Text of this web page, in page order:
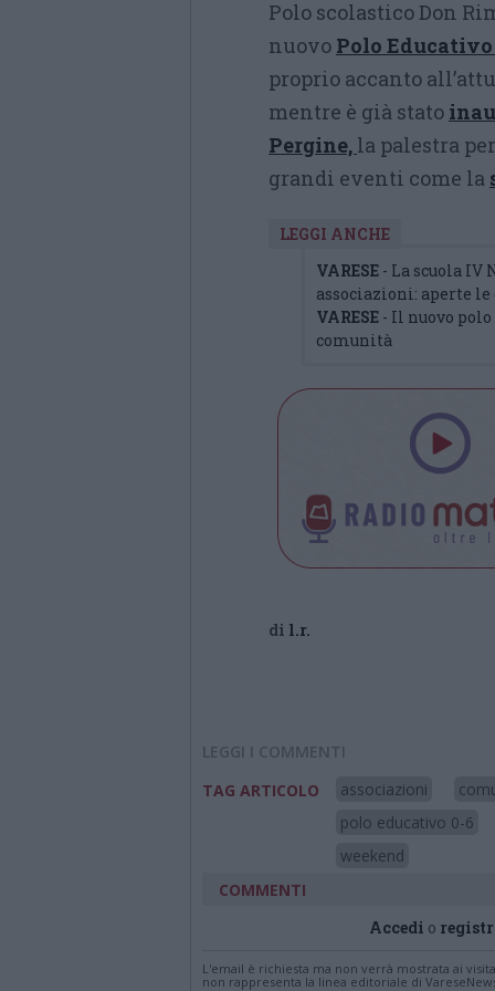
Polo scolastico Don
nuovo Polo
proprio accanto
mentre è già stato
Pergine, la palestra
grandi eventi come la
LEGGI ANCHE
VARESE - La scuola IV
associazioni: aperte
VARESE - Il nuovo
comunità
di l.r.
LEGGI I COMMENTI
TAG ARTICOLO
associazioni
polo educativo 0-6
weekend
COMMENTI
Accedi o
L'email è richiesta ma non verrà mostrata ai
non rappresenta la linea editoriale di